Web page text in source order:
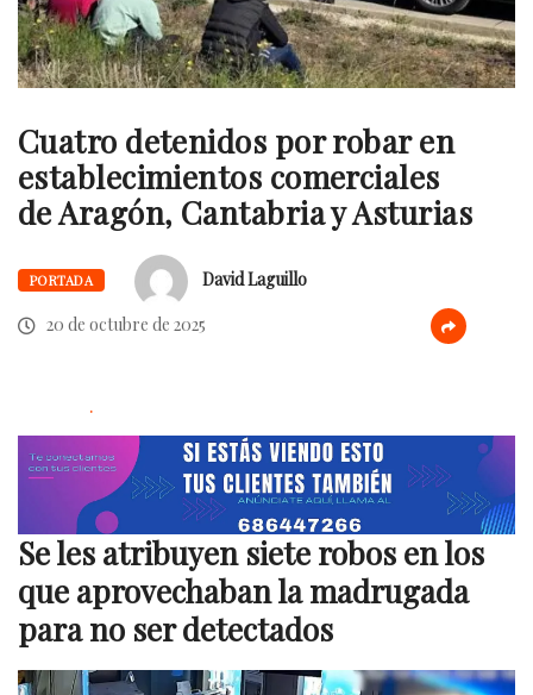
Cuatro detenidos por robar en
establecimientos comerciales
de Aragón, Cantabria y Asturias
PORTADA
David Laguillo
20 de octubre de 2025
.
Se les atribuyen siete robos en los
que aprovechaban la madrugada
para no ser detectados